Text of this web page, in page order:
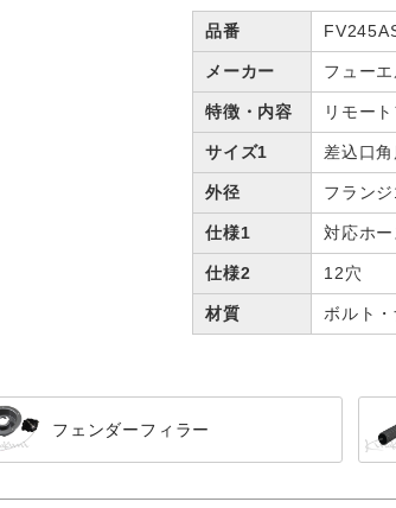
品番
メーカー フュー
特徴・内容 リモー
サイズ1 差込口
外径 フラン
仕様1 対応ホ
仕様2 12穴
材質 ボルト
フェンダーフィラー